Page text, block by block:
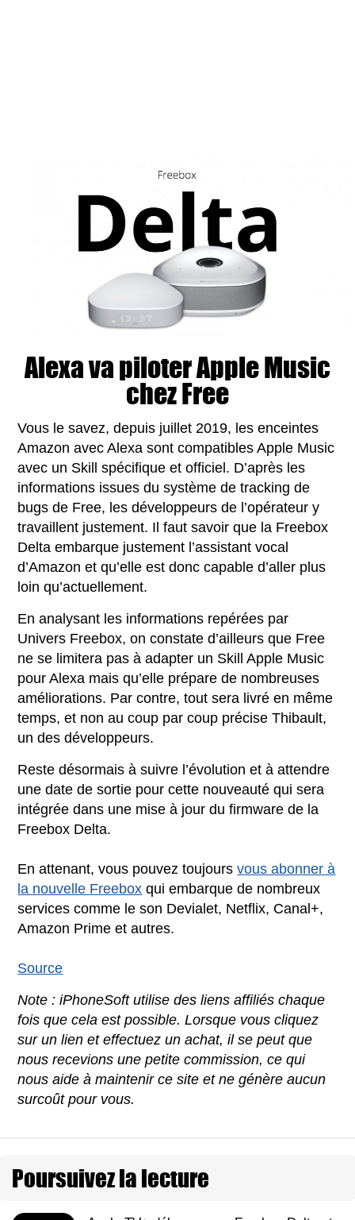
Alexa va piloter Apple Music
chez Free
Vous le savez, depuis juillet 2019, les enceintes
Amazon avec Alexa sont compatibles Apple Music
avec un Skill spécifique et officiel. D’après les
informations issues du système de tracking de
bugs de Free, les développeurs de l’opérateur y
travaillent justement. Il faut savoir que la Freebox
Delta embarque justement l’assistant vocal
d’Amazon et qu’elle est donc capable d’aller plus
loin qu’actuellement.
En analysant les informations repérées par
Univers Freebox, on constate d’ailleurs que Free
ne se limitera pas à adapter un Skill Apple Music
pour Alexa mais qu’elle prépare de nombreuses
améliorations. Par contre, tout sera livré en même
temps, et non au coup par coup précise Thibault,
un des développeurs.
Reste désormais à suivre l’évolution et à attendre
une date de sortie pour cette nouveauté qui sera
intégrée dans une mise à jour du firmware de la
Freebox Delta.
En attenant, vous pouvez toujoursvous abonner à
la nouvelle Freebox qui embarque de nombreux
services comme le son Devialet, Netflix, Canal+,
Amazon Prime et autres.
Source
Note : iPhoneSoft utilise des liens affiliés chaque
fois que cela est possible. Lorsque vous cliquez
sur un lien et effectuez un achat, il se peut que
nous recevions une petite commission, ce qui
nous aide à maintenir ce site et ne génère aucun
surcoût pour vous.
Poursuivez la lecture